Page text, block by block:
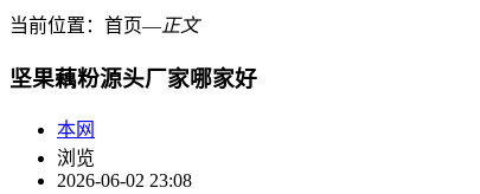
当前位置： 首页―正文
坚果藕粉源头厂家哪家好
本网
浏览
2026-06-02 23:08